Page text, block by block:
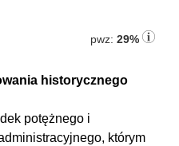
pwz: 29%
historycznego
potężnego i
którym